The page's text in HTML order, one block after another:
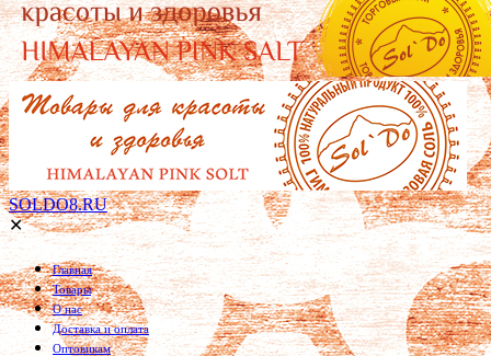
SOLDO8.RU
✕
Главная
Товары
О нас
Доставка и оплата
Оптовикам